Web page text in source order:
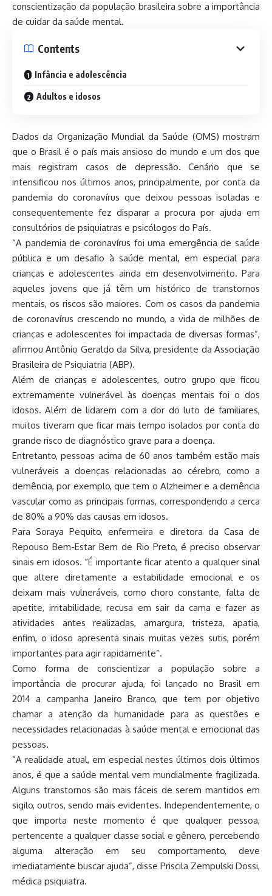
conscientização da população brasileira sobre a importância
de cuidar da saúde mental.
Contents
Infância e adolescência
Adultos e idosos
Dados da Organização Mundial da Saúde (OMS) mostram
que o Brasil é o país mais ansioso do mundo e um dos que
mais registram casos de depressão. Cenário que se
intensificou nos últimos anos, principalmente, por conta da
pandemia do coronavírus que deixou pessoas isoladas e
consequentemente fez disparar a procura por ajuda em
consultórios de psiquiatras e psicólogos do País.
“A pandemia de coronavírus foi uma emergência de saúde
pública e um desafio à saúde mental, em especial para
crianças e adolescentes ainda em desenvolvimento. Para
aqueles jovens que já têm um histórico de transtornos
mentais, os riscos são maiores. Com os casos da pandemia
de coronavírus crescendo no mundo, a vida de milhões de
crianças e adolescentes foi impactada de diversas formas”,
afirmou Antônio Geraldo da Silva, presidente da Associação
Brasileira de Psiquiatria (ABP).
Além de crianças e adolescentes, outro grupo que ficou
extremamente vulnerável às doenças mentais foi o dos
idosos. Além de lidarem com a dor do luto de familiares,
muitos tiveram que ficar mais tempo isolados por conta do
grande risco de diagnóstico grave para a doença.
Entretanto, pessoas acima de 60 anos também estão mais
vulneráveis a doenças relacionadas ao cérebro, como a
demência, por exemplo, que tem o Alzheimer e a demência
vascular como as principais formas, correspondendo a cerca
de 80% a 90% das causas em idosos.
Para Soraya Pequito, enfermeira e diretora da Casa de
Repouso Bem-Estar Bem de Rio Preto, é preciso observar
sinais em idosos. “É importante ficar atento a qualquer sinal
que altere diretamente a estabilidade emocional e os
deixam mais vulneráveis, como choro constante, falta de
apetite, irritabilidade, recusa em sair da cama e fazer as
atividades antes realizadas, amargura, tristeza, apatia,
enfim, o idoso apresenta sinais muitas vezes sutis, porém
importantes para agir rapidamente”.
Como forma de conscientizar a população sobre a
importância de procurar ajuda, foi lançado no Brasil em
2014 a campanha Janeiro Branco, que tem por objetivo
chamar a atenção da humanidade para as questões e
necessidades relacionadas à saúde mental e emocional das
pessoas.
“A realidade atual, em especial nestes últimos dois últimos
anos, é que a saúde mental vem mundialmente fragilizada.
Alguns transtornos são mais fáceis de serem mantidos em
sigilo, outros, sendo mais evidentes. Independentemente, o
que importa neste momento é que qualquer pessoa,
pertencente a qualquer classe social e gênero, percebendo
alguma alteração em seu comportamento, deve
imediatamente buscar ajuda”, disse Priscila Zempulski Dossi,
médica psiquiatra.